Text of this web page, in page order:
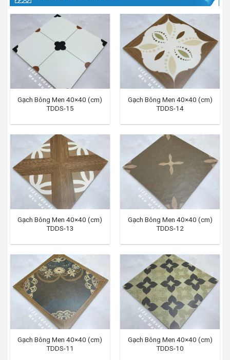
Gạch Bông Men 40×40 (cm)
TDDS-15
Gạch Bông Men 40×40 (cm)
TDDS-14
Gạch Bông Men 40×40 (cm)
TDDS-13
Gạch Bông Men 40×40 (cm)
TDDS-12
Gạch Bông Men 40×40 (cm)
TDDS-11
Gạch Bông Men 40×40 (cm)
TDDS-10